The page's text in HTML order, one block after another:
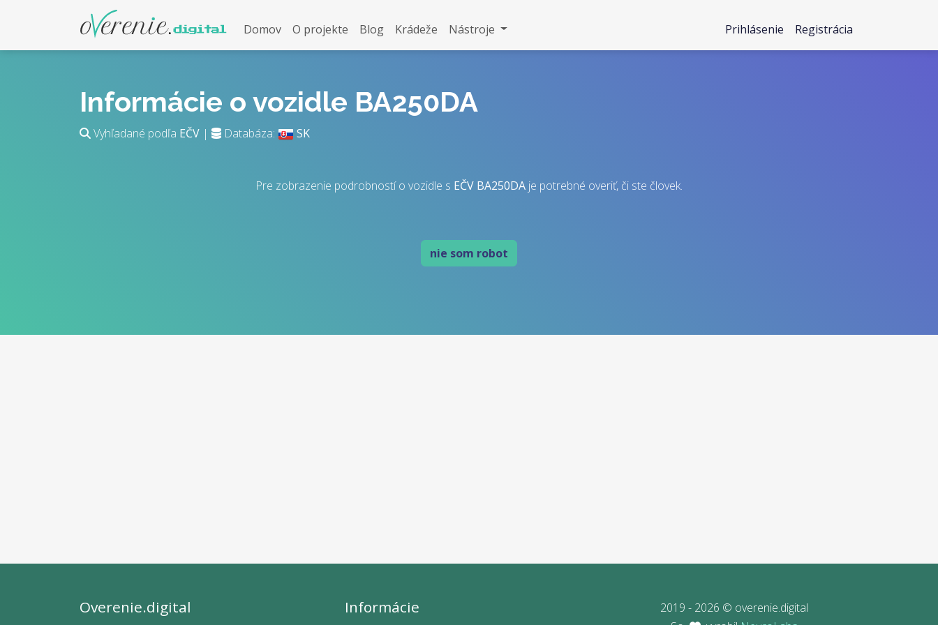
Domov O projekte Blog Krádeže Nástroje Prihlásenie Registrácia
Informácie o vozidle BA250DA
Vyhľadané podľa EČV | Databáza: SK
Pre zobrazenie podrobností o vozidle s EČV BA250DA je potrebné overiť, či ste človek.
nie som robot
Overenie.digital Informácie
2019 - 2026 © overenie.digital